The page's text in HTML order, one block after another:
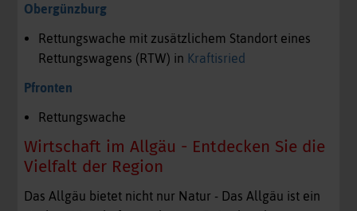
Obergünzburg
Rettungswache mit zusätzlichem Standort eines
Rettungswagens (RTW) in Kraftisried
Pfronten
Rettungswache
Wirtschaft im Allgäu - Entdecken Sie die
Vielfalt der Region
Das Allgäu bietet nicht nur Natur - Das Allgäu ist ein